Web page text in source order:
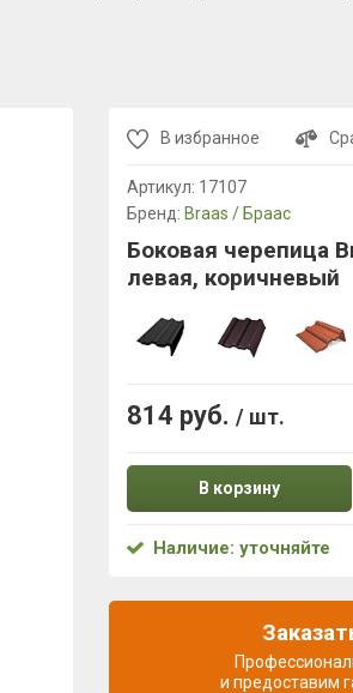
В избранное
Артикул: 17107
Бренд: Braas / Браас
Боковая черепица
левая, коричневый
814 руб. / шт.
В корзину
Наличие: уточняйте
и предоставим